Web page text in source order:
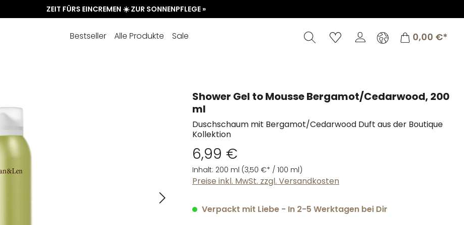
ZEIT FÜRS EINCREMEN ☀️ ZUR SONNENPFLEGE »
Bestseller Alle Produkte Sale Warenkorb
0,00 €*
Shower Gel to Mousse Bergamot/Cedarwood, 200
ml
Duschschaum mit Bergamot/Cedarwood Duft aus der Boutique
Kollektion
6,99 €
Inhalt: 200 ml (3,50 €* / 100 ml)
Preise inkl. MwSt. zzgl. Versandkosten
Verpackt mit Liebe - In 2-5 Werktagen bei Dir